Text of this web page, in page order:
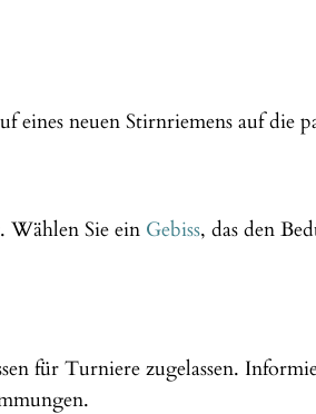
neuen Stirnriemens auf die
Wählen Sie ein Gebiss, das den
für Turniere zugelassen.